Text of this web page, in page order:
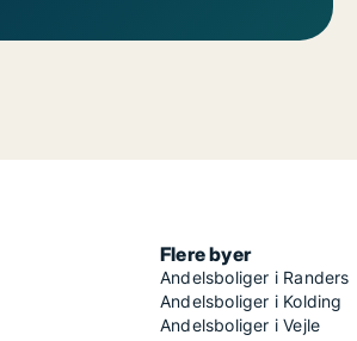
Flere byer
Andelsboliger i Randers
Andelsboliger i Kolding
Andelsboliger i Vejle